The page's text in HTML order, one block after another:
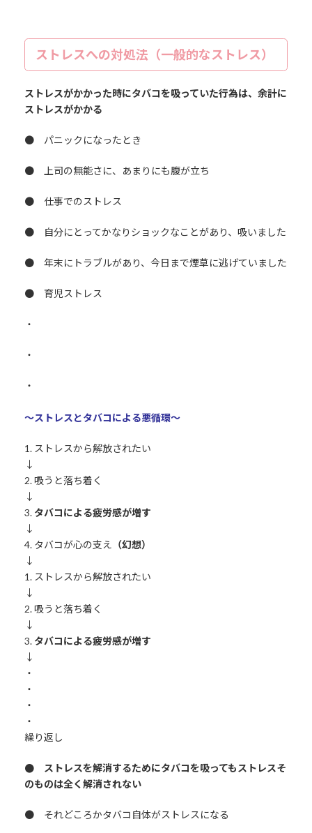
ストレスへの対処法（一般的なストレス）
ストレスがかかった時にタバコを吸っていた行為は、余計に
ストレスがかかる
● パニックになったとき
● 上司の無能さに、あまりにも腹が立ち
● 仕事でのストレス
● 自分にとってかなりショックなことがあり、吸いました
● 年末にトラブルがあり、今日まで煙草に逃げていました
● 育児ストレス
・
・
・
～ストレスとタバコによる悪循環～
1. ストレスから解放されたい
↓
2. 吸うと落ち着く
↓
3. タバコによる疲労感が増す
↓
4. タバコが心の支え （幻想）
↓
1. ストレスから解放されたい
↓
2. 吸うと落ち着く
↓
3. タバコによる疲労感が増す
↓
・
・
・
・
繰り返し
● ストレスを解消するためにタバコを吸ってもストレスそ
のものは全く解消されない
● それどころかタバコ自体がストレスになる